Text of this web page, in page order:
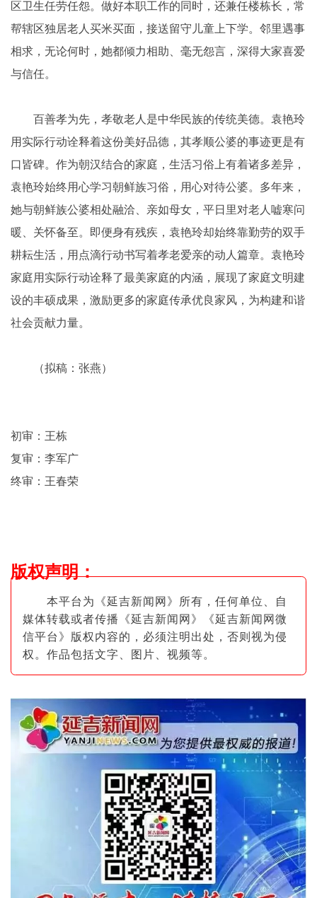
区卫生任劳任怨。做好本职工作的同时，还兼任楼栋长，常
帮辖区独居老人买米买面，接送留守儿童上下学。邻里遇事
相求，无论何时，她都倾力相助、毫无怨言，深得大家喜爱
与信任。
百善孝为先，孝敬老人是中华民族的传统美德。袁艳玲
用实际行动诠释着这份美好品德，其孝顺公婆的事迹更是有
口皆碑。作为朝汉结合的家庭，生活习俗上有着诸多差异，
袁艳玲始终用心学习朝鲜族习俗，用心对待公婆。多年来，
她与朝鲜族公婆相处融洽、亲如母女，平日里对老人嘘寒问
暖、关怀备至。即便身有残疾，袁艳玲却始终靠勤劳的双手
耕耘生活，用点滴行动书写着孝老爱亲的动人篇章。袁艳玲
家庭用实际行动诠释了最美家庭的内涵，展现了家庭文明建
设的丰硕成果，激励更多的家庭传承优良家风，为构建和谐
社会贡献力量。
（拟稿：张燕）
初审：王栋
复审：李军广
终审：王春荣
版权声明：
本平台为《延吉新闻网》所有，任何单位、自
媒体转载或者传播《延吉新闻网》《延吉新闻网微
信平台》版权内容的，必须注明出处，否则视为侵
权。作品包括文字、图片 、视频等。